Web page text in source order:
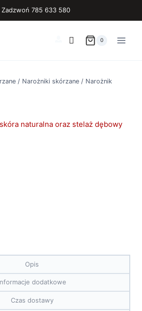
Zadzwoń 785 633 580
0
/ Narożniki skórzane / Narożnik
Opis
dodatkowe
Czas dostawy